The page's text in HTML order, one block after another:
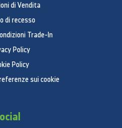
di Vendita
di recesso
Trade-In
Policy
Policy
sui cookie